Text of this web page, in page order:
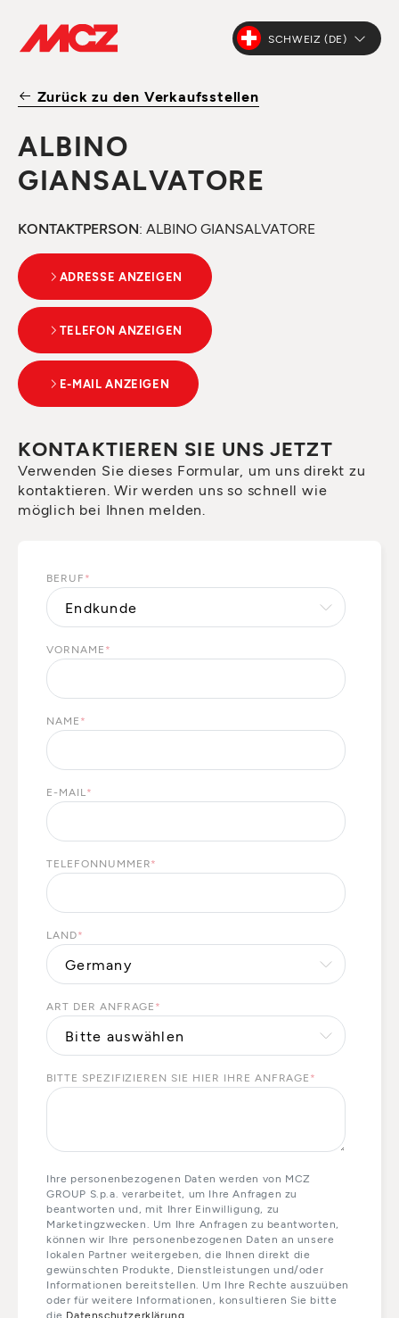
SCHWEIZ (DE)
Zurück zu den Verkaufsstellen
ALBINO
GIANSALVATORE
KONTAKTPERSON: ALBINO GIANSALVATORE
ADRESSE ANZEIGEN
TELEFON ANZEIGEN
E-MAIL ANZEIGEN
KONTAKTIEREN SIE UNS JETZT
Verwenden Sie dieses Formular, um uns direkt zu
kontaktieren. Wir werden uns so schnell wie
möglich bei Ihnen melden.
BERUF *
VORNAME *
NAME *
E-MAIL *
TELEFONNUMMER*
LAND*
ART DER ANFRAGE *
BITTE SPEZIFIZIEREN SIE HIER IHRE ANFRAGE *
Ihre personenbezogenen Daten werden von MCZ
GROUP S.p.a. verarbeitet, um Ihre Anfragen zu
beantworten und, mit Ihrer Einwilligung, zu
Marketingzwecken. Um Ihre Anfragen zu beantworten,
können wir Ihre personenbezogenen Daten an unsere
lokalen Partner weitergeben, die Ihnen direkt die
gewünschten Produkte, Dienstleistungen und/oder
Informationen bereitstellen. Um Ihre Rechte auszuüben
oder für weitere Informationen, konsultieren Sie bitte
die Datenschutzerklärung